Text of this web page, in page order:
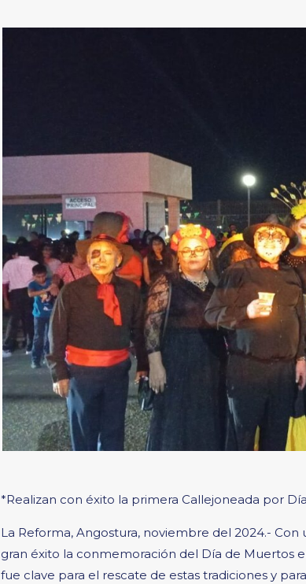
*Realizan con éxito la primera Callejoneada por
La Reforma, Angostura, noviembre del 2024.-
gran éxito la conmemoración del Día de Muertos
fue clave para el rescate de estas tradiciones y